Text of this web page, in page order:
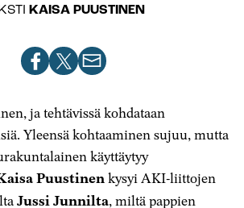
KAISA PUUSTINEN
Jaa
artikkeli
Jaa
artikkeli
palvelussa
Jaa
artikkeli
ja tehtävissä kohdataan
Yleensä kohtaaminen sujuu, mutta
käyttäytyy
Puustinenkysyi AKI-liittojen
Jussi Junnilta, miltä pappien